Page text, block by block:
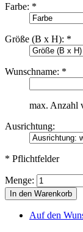
Farbe: *
Größe (B x H): *
Wunschname: *
max. Anzahl
Ausrichtung:
* Pflichtfelder
Menge:
In den Warenkorb
Auf den